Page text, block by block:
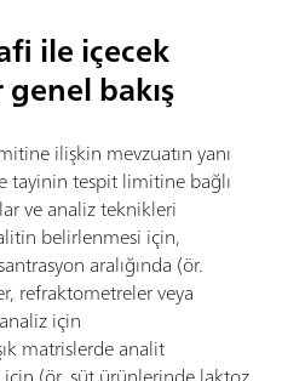
ile içecek
bakış
ilişkin mevzuatın yanı
tayinin tespit limitine bağlı
ve analiz teknikleri
belirlenmesi için,
aralığında (ör.
refraktometreler veya
için
matrislerde analit